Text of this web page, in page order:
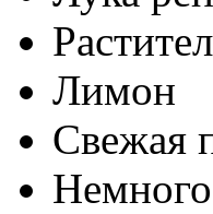
Лимон
Свежая